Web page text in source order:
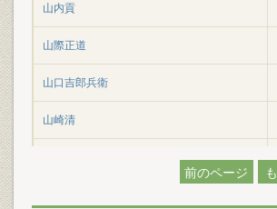
山内貢
山際正道
山口吉郎兵衛
山崎清
前のページ も